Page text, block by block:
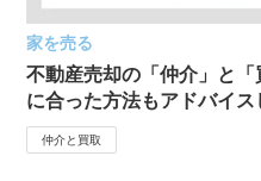
家を売る
不動産売却の「仲介」と
に合った方法もアドバイス
仲介と買取